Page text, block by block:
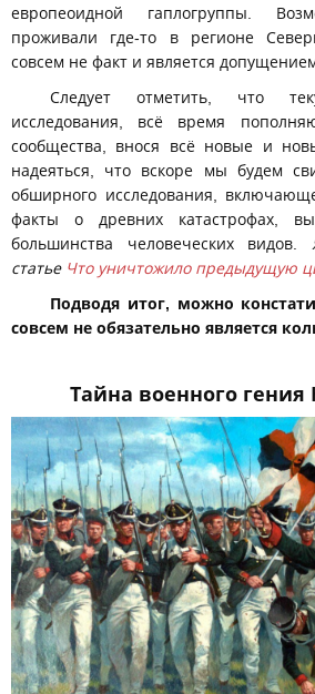
европеоидной гаплогруппы.
проживали где-то в регионе
совсем не факт и является
Следует отметить, что
исследования, всё время
сообщества, внося всё новые и
надеяться, что вскоре мы будем
обширного исследования,
факты о древних катастрофах,
большинства человеческих видов.
статье Что уничтожило предыдущую
Подводя итог, можно
совсем не обязательно является
Тайна военного гения